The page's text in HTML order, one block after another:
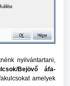
nyilvántartani,
Bejövő áfa-
amelyek